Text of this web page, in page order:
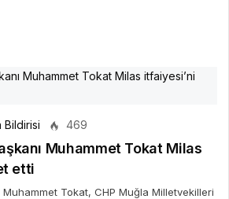
Bildirisi 469
Muhammet Tokat Milas
etti
Muhammet Tokat, CHP Muğla Milletvekilleri